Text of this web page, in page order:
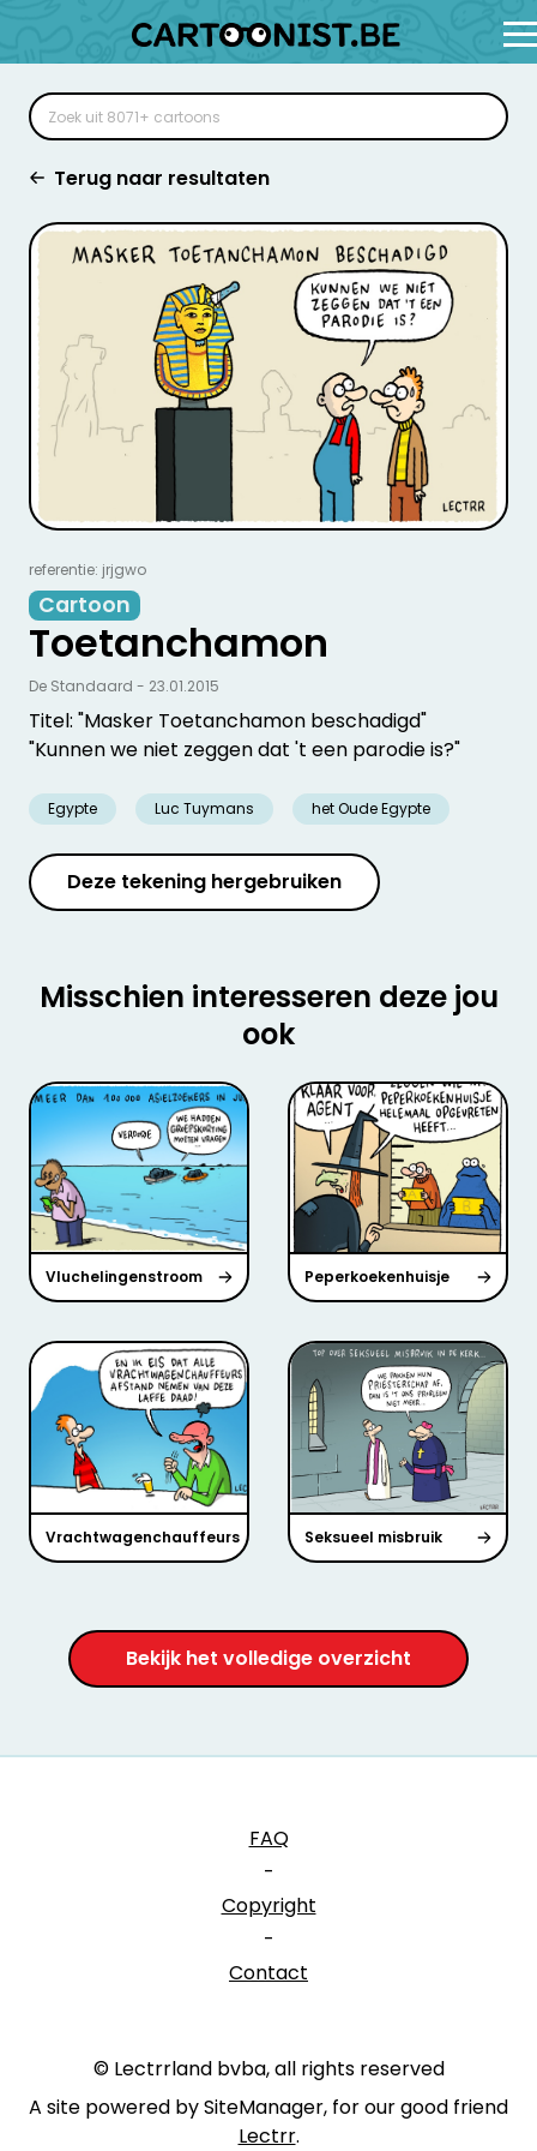
Terug naar resultaten
referentie: jrjgwo
Cartoon
Toetanchamon
Titel: "Masker Toetanchamon beschadigd"
"Kunnen we niet zeggen dat 't een parodie is?"
Egypte Luc Tuymans het Oude Egypte
De Standaard - 23.01.2015
Deze tekening hergebruiken
Misschien interesseren deze jou
ook
Vluchelingenstroom Peperkoekenhuisje
Vrachtwagenchauffeurs Seksueel misbruik
Bekijk het volledige overzicht
FAQ
-
Copyright
-
Contact
© Lectrrland bvba, all rights reserved
A site powered by SiteManager, for our good friend
Lectrr.